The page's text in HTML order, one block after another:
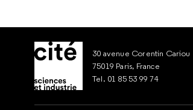
30 avenue Corentin Cariou
75019 Paris, France
Tel. 01 85 53 99 74